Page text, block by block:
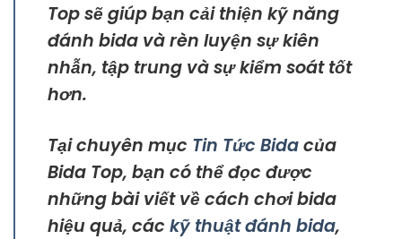
Top sẽ giúp bạn cải thiện kỹ năng
đánh bida và rèn luyện sự kiên
nhẫn, tập trung và sự kiểm soát tốt
hơn.
Tại chuyên mục Tin Tức Bidacủa
Bida Top, bạn có thể đọc được
những bài viết về cách chơi bida
hiệu quả, các kỹ thuật đánh bida,